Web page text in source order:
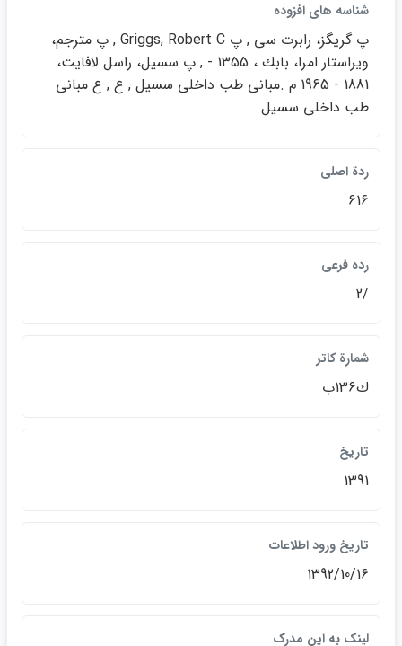
شناسه هاي افزوده
پ گريگز، رابرت سي , پ Griggs, Robert C , پ مترجم،
ويراستار امرا، بابك ، 1355 - , پ سسيل، راسل لافايت،
1881 - 1965 م .مباني طب داخلي سسيل , ع , ع مباني
طب داخلي سسيل
ردة اصلي
616
رده فرعي
/2
شمارة كاتر
ك136ب
تاريخ
1391
تاريخ ورود اطلاعات
1392/10/16
لينک به اين مدرک